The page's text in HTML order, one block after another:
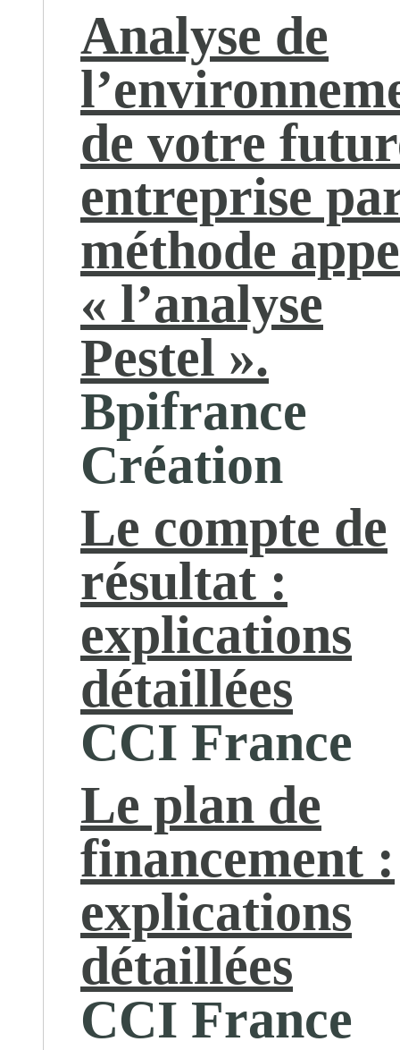
Analyse de
de votre
entreprise
méthode
« l’analyse
Pestel ».
Bpifrance
Création
Le compte de
résultat :
explications
détaillées
CCI France
Le plan de
financement :
explications
détaillées
CCI France